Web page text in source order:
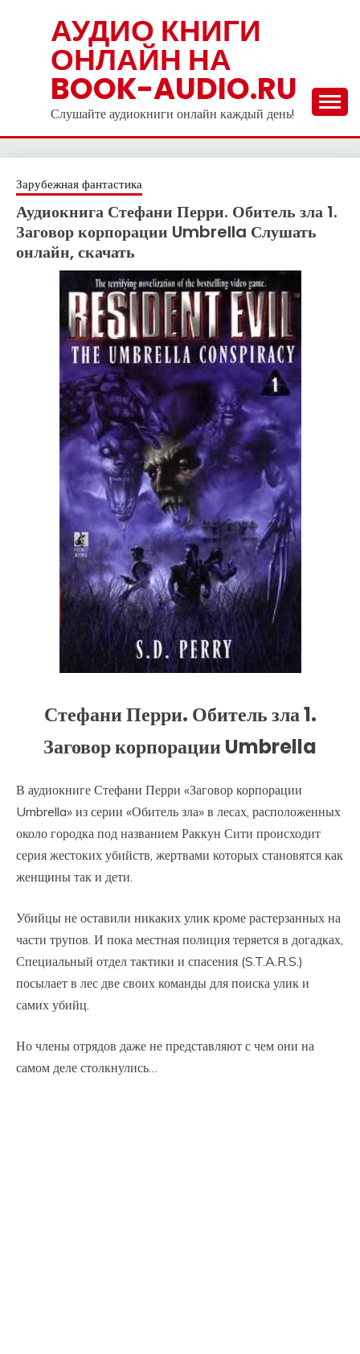
АУДИО КНИГИ
ОНЛАЙН НА
BOOK-AUDIO.RU
Слушайте аудиокниги онлайн каждый день!
Зарубежная фантастика
Аудиокнига Стефани Перри. Обитель зла 1.
Заговор корпорации Umbrella Слушать
онлайн, скачать
Стефани Перри. Обитель зла 1.
Заговор корпорации Umbrella
В аудиокниге Стефани Перри «Заговор корпорации
Umbrella» из серии «Обитель зла» в лесах, расположенных
около городка под названием Раккун Сити происходит
серия жестоких убийств, жертвами которых становятся как
женщины так и дети.
Убийцы не оставили никаких улик кроме растерзанных на
части трупов. И пока местная полиция теряется в догадках,
Специальный отдел тактики и спасения (S.T.A.R.S.)
посылает в лес две своих команды для поиска улик и
самих убийц.
Но члены отрядов даже не представляют с чем они на
самом деле столкнулись…